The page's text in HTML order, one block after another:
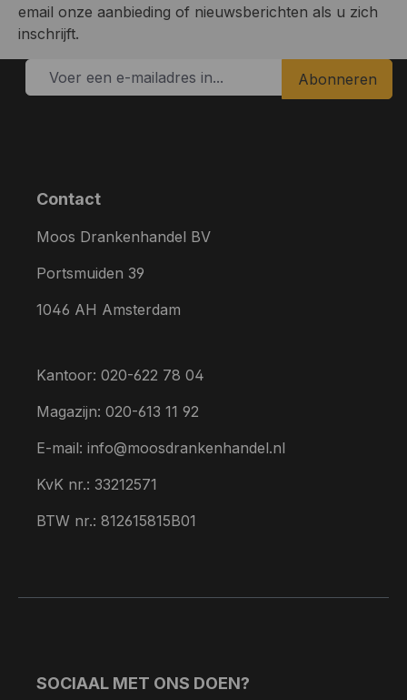
email onze aanbieding of nieuwsberichten als u zich
inschrijft.
Abonneren
Contact
Moos Drankenhandel BV
Portsmuiden 39
1046 AH Amsterdam
Kantoor: 020-622 78 04
Magazijn: 020-613 11 92
E-mail: info@moosdrankenhandel.nl
KvK nr.: 33212571
BTW nr.: 812615815B01
SOCIAAL MET ONS DOEN?